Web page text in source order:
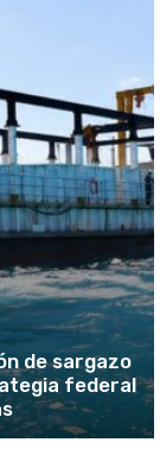
de sargazo
federal